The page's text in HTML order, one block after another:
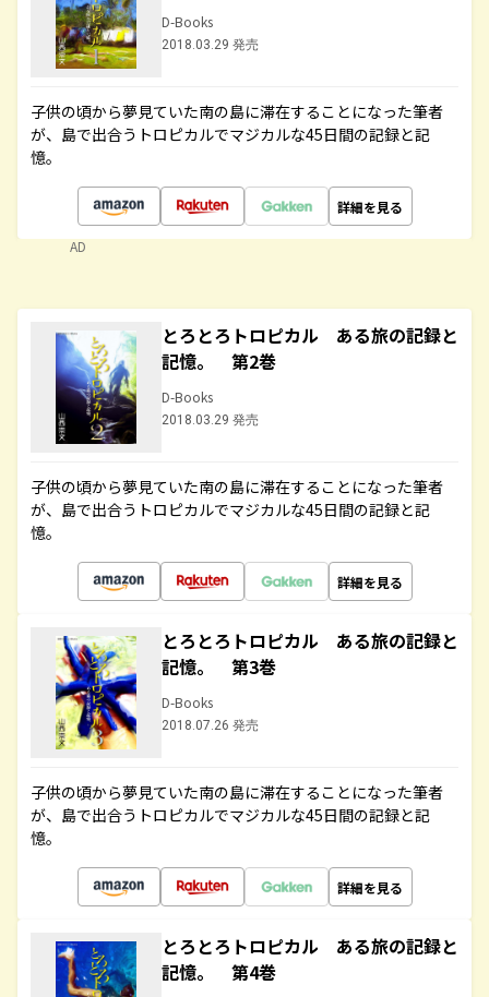
D-Books
2018.03.29 発売
子供の頃から夢見ていた南の島に滞在することになった筆者
が、島で出合うトロピカルでマジカルな45日間の記録と記
憶。
詳細を見る
AD
とろとろトロピカル ある旅の記録と
記憶。 第2巻
D-Books
2018.03.29 発売
子供の頃から夢見ていた南の島に滞在することになった筆者
が、島で出合うトロピカルでマジカルな45日間の記録と記
憶。
詳細を見る
とろとろトロピカル ある旅の記録と
記憶。 第3巻
D-Books
2018.07.26 発売
子供の頃から夢見ていた南の島に滞在することになった筆者
が、島で出合うトロピカルでマジカルな45日間の記録と記
憶。
詳細を見る
とろとろトロピカル ある旅の記録と
記憶。 第4巻